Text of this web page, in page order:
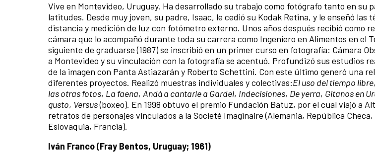
Vive en Montevideo, Uruguay. Ha desarrollado su trabajo como fotógrafo tanto en su
latitudes. Desde muy joven, su padre, Isaac, le cedió su Kodak Retina, y le enseñó las
distancia y medición de luz con fotómetro externo. Unos años después recibió como
cámara que lo acompañó durante toda su carrera como Ingeniero en Alimentos en el
siguiente de graduarse (1987) se inscribió en un primer curso en fotografía: Cámara
a Montevideo y su vinculación con la fotografía se acentuó. Profundizó sus estudios
de la imagen con Panta Astiazarán y Roberto Schettini. Con este último generó una
diferentes proyectos. Realizó muestras individuales y colectivas:El uso del tiempo
las otras fotos, La faena, Andá a cantarle a Gardel, Indecisiones, De yerra, Gitanos en
gusto, Versus(boxeo). En 1998 obtuvo el premio Fundación Batuz, por el cual viajó a
retratos de personajes vinculados a la Societé Imaginaire (Alemania, República
Eslovaquia, Francia).
Iván Franco (Fray Bentos, Uruguay; 1961)